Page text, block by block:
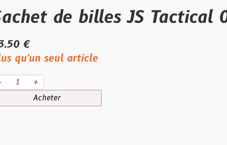
de billes JS Tactical 0,23
seul article